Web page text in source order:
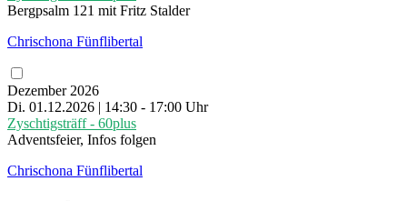
Bergpsalm 121 mit Fritz Stalder
Chrischona Fünflibertal
Dezember 2026
Di. 01.12.2026 | 14:30 - 17:00 Uhr
Zyschtigsträff - 60plus
Adventsfeier, Infos folgen
Chrischona Fünflibertal